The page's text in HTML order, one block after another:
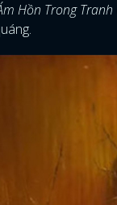
Hồn Trong Tranh